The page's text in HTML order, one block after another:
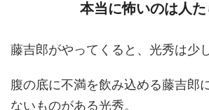
本当に怖いのは人た
藤吉郎がやってくると、光秀は少
腹の底に不満を飲み込める藤吉郎
ないものがある光秀。